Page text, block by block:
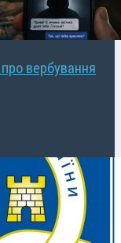
вербування